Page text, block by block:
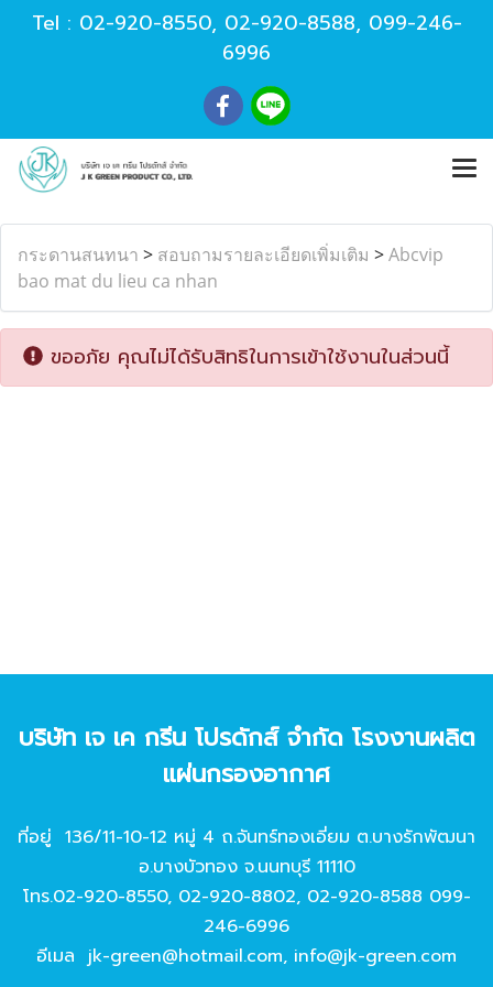
Tel : 02-920-8550, 02-920-8588, 099-246-
6996
กระดานสนทนา > สอบถามรายละเอียดเพิ่มเติม >Abcvip
bao mat du lieu ca nhan
ขออภัย คุณไม่ได้รับสิทธิในการเข้าใช้งานในส่วนนี้
บริษัท เจ เค กรีน โปรดักส์ จํากัด โรงงานผลิต
แผ่นกรองอากาศ
ที่อยู่ 136/11-10-12 หมู่ 4 ถ.จันทร์ทองเอี่ยม ต.บางรักพัฒนา
อ.บางบัวทอง จ.นนทบุรี 11110
โทร.02-920-8550, 02-920-8802, 02-920-8588 099-
246-6996
อีเมล jk-green@hotmail.com, info@jk-green.com